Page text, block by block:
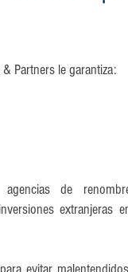
Partners le garantiza:
de
extranjeras